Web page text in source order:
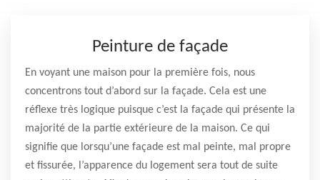
Peinture de façade
En voyant une maison pour la première fois, nous
concentrons tout d’abord sur la façade. Cela est une
réflexe très logique puisque c’est la façade qui présente la
majorité de la partie extérieure de la maison. Ce qui
signifie que lorsqu’une façade est mal peinte, mal propre
et fissurée, l’apparence du logement sera tout de suite